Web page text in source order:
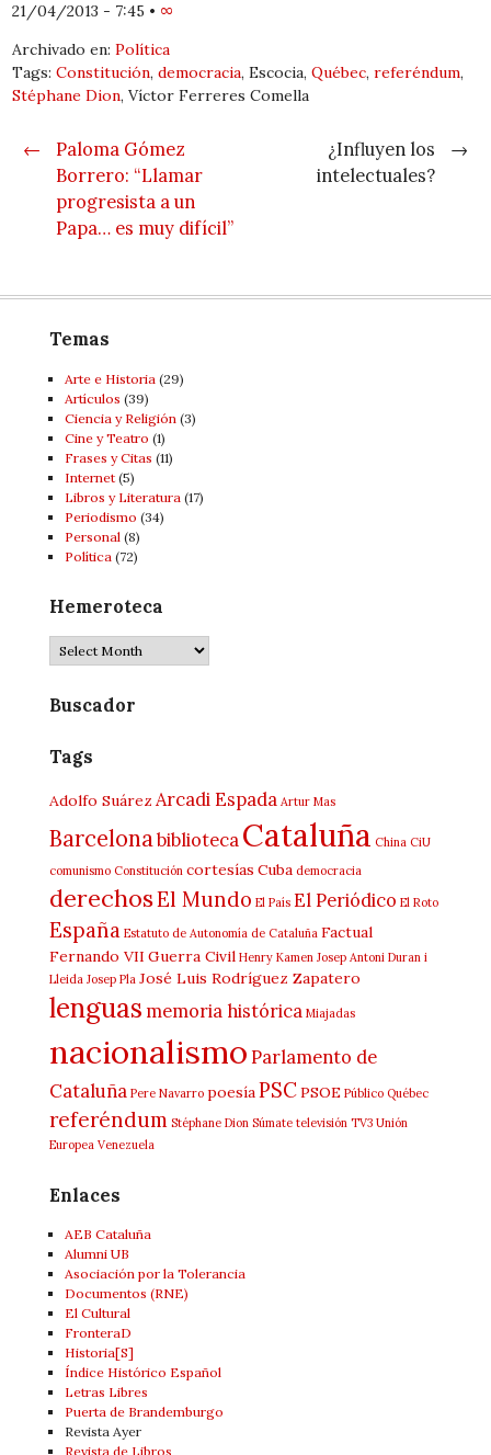
21/04/2013 - 7:45 • ∞
Archivado en:Política
Tags:Constitución,democracia, Escocia,Québec,referéndum,
Stéphane Dion, Víctor Ferreres Comella
Post navigation
←
Paloma Gómez
Borrero: “Llamar
progresista a un
Papa… es muy difícil”
→
¿Influyen los
intelectuales?
Temas
Arte e Historia (29)
Artí­culos (39)
Ciencia y Religión (3)
Cine y Teatro (1)
Frases y Citas (11)
Internet(5)
Libros y Literatura (17)
Periodismo (34)
Personal (8)
Política (72)
Hemeroteca
Buscador
Tags
Adolfo Suárez Arcadi Espada Artur Mas
Barcelonabiblioteca Cataluña China CiU
comunismo Constitución cortesías Cuba democracia
derechosEl Mundo El País El Periódico El Roto
España Estatuto de Autonomía de Cataluña Factual
Fernando VII Guerra Civil Henry Kamen Josep Antoni Duran i
Lleida Josep Pla José Luis Rodríguez Zapatero
lenguas memoria histórica Miajadas
nacionalismo Parlamento de
Cataluña Pere Navarro poesíaPSCPSOE Público Québec
referéndum Stéphane Dion Súmate televisión TV3 Unión
Europea Venezuela
Enlaces
AEB Cataluña
Alumni UB
Asociación por la Tolerancia
Documentos (RNE)
El Cultural
FronteraD
Historia[S]
Índice Histórico Español
Letras Libres
Puerta de Brandemburgo
Revista Ayer
Revista de Libros